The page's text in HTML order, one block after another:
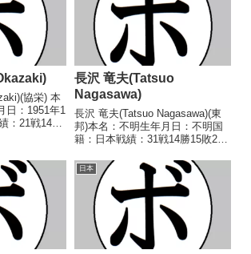
協栄) 本
日：1951年1
：21戦14勝
30
長沢 竜夫(Tatsuo
Nagasawa)
長沢 竜夫(Tatsuo Nagasawa)(東
邦)本名：不明生年月日：不明国
籍：日本戦績：31戦14勝15敗2分
本スーパーフェザー級新人王【戦
歴】1963/11/01 ●2RKO 久保
喜美夫(三迫)196...
日本